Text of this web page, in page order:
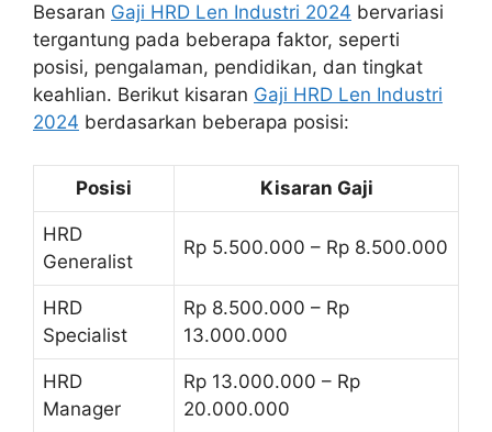
Besaran Gaji HRD Len Industri 2024 bervariasi
tergantung pada beberapa faktor, seperti
posisi, pengalaman, pendidikan, dan tingkat
keahlian. Berikut kisaran Gaji HRD Len Industri
2024 berdasarkan beberapa posisi:
Posisi Kisaran Gaji
HRD
Generalist
Rp 5.500.000 – Rp 8.500.000
HRD
Specialist
Rp 8.500.000 – Rp
13.000.000
HRD
Manager
Rp 13.000.000 – Rp
20.000.000